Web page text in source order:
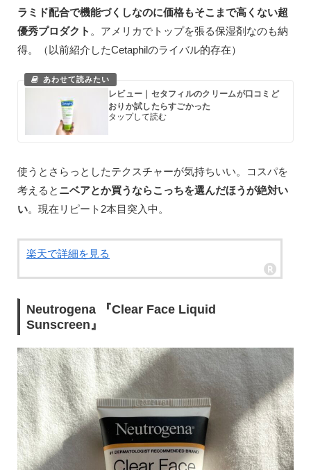
ラミド配合で機能づくしなのに価格もそこまで高くない超
優秀プロダクト 。アメリカでトップを張る保湿剤なのも納
得。（以前紹介したCetaphilのライバル的存在）
レビュー｜セタフィルのクリームが口コミど
おりか試したらすごかった
使うとさらっとしたテクスチャーが気持ちいい。コスパを
考えると ニベアとか買うならこっちを選んだほうが絶対い
い。現在リピート2本目突入中。
楽天で詳細を見る
Neutrogena 『Clear Face Liquid
Sunscreen』